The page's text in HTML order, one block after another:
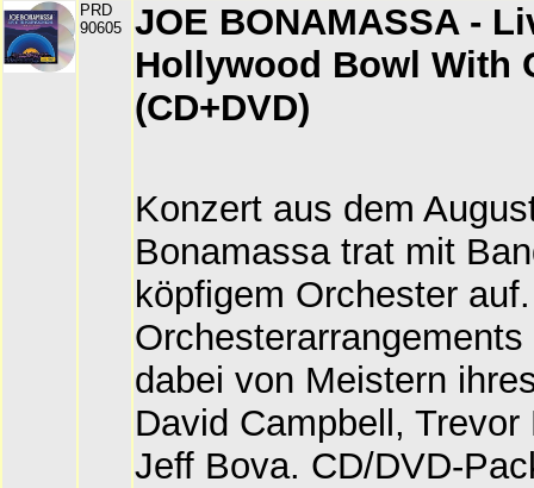
PRD
90605
JOE BONAMASSA -
Hollywood Bowl With
(CD+DVD)
Konzert aus dem
Bonamassa trat mit
köpfigem Orchester
dabei von Meistern
David Campbell, Trevor
Jeff Bova. CD/DVD-